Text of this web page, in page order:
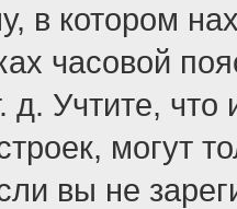
в котором
часовой
д. Учтите, что
могут
вы не